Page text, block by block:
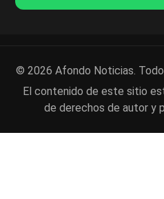
© 2026 Afondo Noticias.
El contenido de este sitio
de derechos de autor y